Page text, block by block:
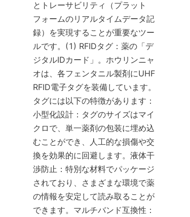
とトレーサビリティ（プラット
フォームのリアルタイムデータ記
録）を実現することが重要なツー
ルです。(1) RFIDタグ：薬の「デ
ジタルIDカード」。ホウリンニャ
オは、各フェンタニル製剤にUHF
RFID電子タグを装備しています。
タグには以下の特徴があります：
小型化設計：タグのサイズはマイ
クロで、単一薬剤の包装に埋め込
むことができ、人工的な損傷や交
換を効果的に回避します。液体干
渉防止：特別な材料でパッケージ
されており、さまざまな環境で薬
の情報を安定して読み取ることが
できます。マルチバンド互換性：